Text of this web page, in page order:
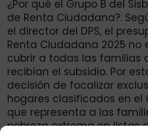
¿Por qué el Grupo B del
de Renta Ciudadana?.
el director del DPS, el
Renta Ciudadana 2025 no
cubrir a todas las familias
recibían el subsidio. Por
decisión de focalizar
hogares clasificados en el
que representa a las
pobreza extrema en listas